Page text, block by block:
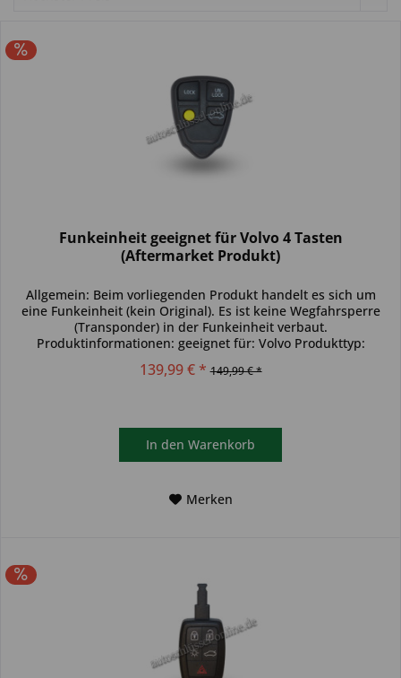
Funkeinheit geeignet für Volvo 4 Tasten
(Aftermarket Produkt)
Allgemein: Beim vorliegenden Produkt handelt es sich um
eine Funkeinheit (kein Original). Es ist keine Wegfahrsperre
(Transponder) in der Funkeinheit verbaut.
Produktinformationen: geeignet für: Volvo Produkttyp:
139,99 € * 149,99 € *
In den Warenkorb
Merken